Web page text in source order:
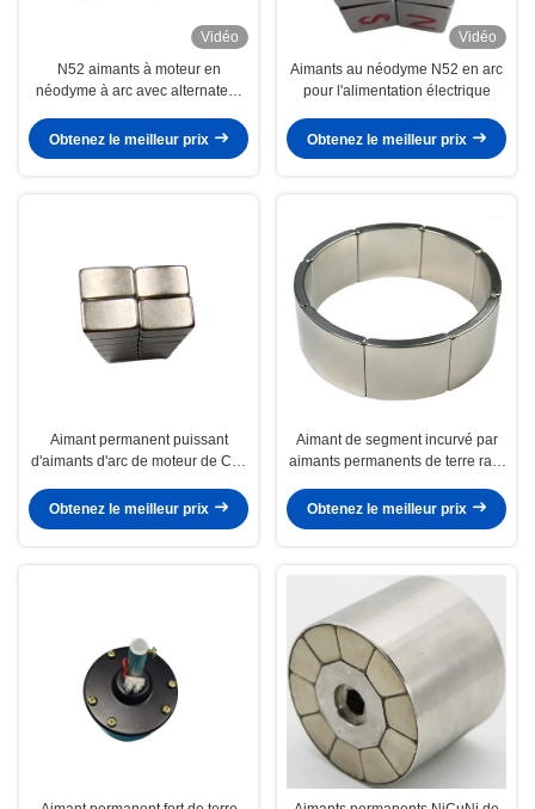
Vidéo
N52 aimants à moteur en
néodyme à arc avec alternateur
Obtenez le meilleur prix
Vidéo
Aimants au néodyme N52 en arc
pour l'alimentation électrique
Obtenez le meilleur prix
Aimant permanent puissant
d'aimants d'arc de moteur de C.C
vitesse de dent
Obtenez le meilleur prix
Aimant de segment incurvé par
aimants permanents de terre rare
Obtenez le meilleur prix